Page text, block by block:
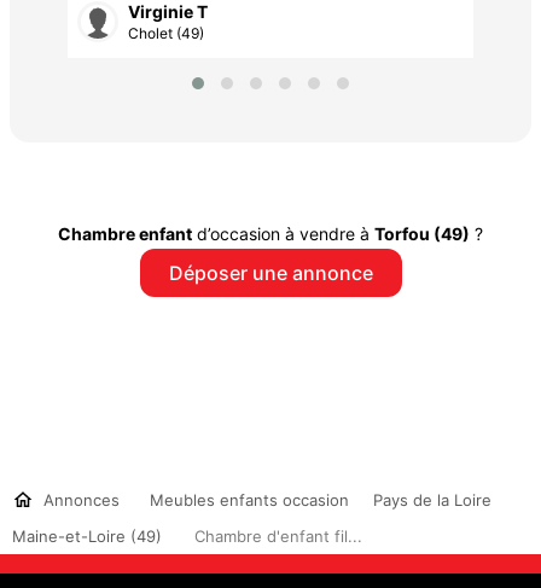
Virginie T
Cholet (49)
Chambre enfant d’occasion à vendre à Torfou (49) ?
Déposer une annonce
Annonces Meubles enfants occasion
Pays de la Loire
Maine-et-Loire (49)
Chambre d'enfant fil...